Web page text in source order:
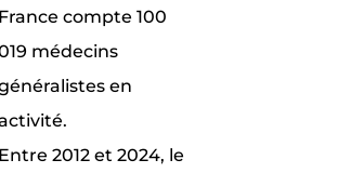
France compte 100
médecins
en
Entre 2012 et 2024, le